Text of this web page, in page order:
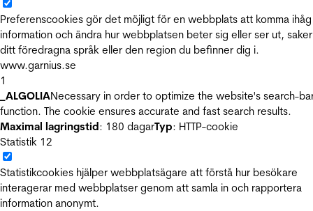
Preferenscookies gör det möjligt för en webbplats att komma ihåg
information och ändra hur webbplatsen beter sig eller ser ut,
ditt föredragna språk eller den region du befinner dig i.
www.garnius.se
1
_ALGOLIANecessary in order to optimize the website's search-
function. The cookie ensures accurate and fast search results.
Maximal lagringstid: 180 dagarTyp: HTTP-cookie
Statistik 12
Statistikcookies hjälper webbplatsägare att förstå hur besökare
interagerar med webbplatser genom att samla in och rapportera
information anonymt.